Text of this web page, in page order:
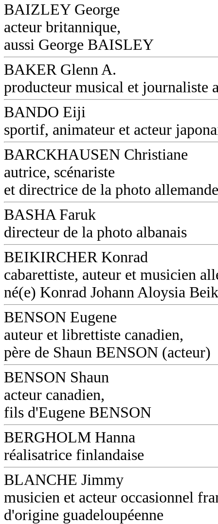
BAIZLEY George
acteur britannique,
aussi George BAISLEY
BAKER Glenn A.
producteur musical et journaliste
BANDO Eiji
sportif, animateur et acteur
BARCKHAUSEN Christiane
autrice, scénariste
et directrice de la photo allemande
BASHA Faruk
directeur de la photo albanais
BEIKIRCHER Konrad
cabarettiste, auteur et musicien
né(e) Konrad Johann Aloysia
BENSON Eugene
auteur et librettiste canadien,
père de Shaun BENSON (acteur)
BENSON Shaun
acteur canadien,
fils d'Eugene BENSON
BERGHOLM Hanna
réalisatrice finlandaise
BLANCHE Jimmy
musicien et acteur occasionnel
d'origine guadeloupéenne